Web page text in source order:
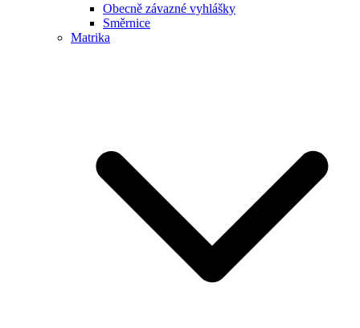
Obecně závazné vyhlášky
Směrnice
Matrika